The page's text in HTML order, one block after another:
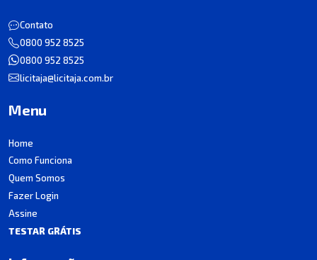
Contato
0800 952 8525
0800 952 8525
licitaja@licitaja.com.br
Menu
Home
Como Funciona
Quem Somos
Fazer Login
Assine
TESTAR GRÁTIS